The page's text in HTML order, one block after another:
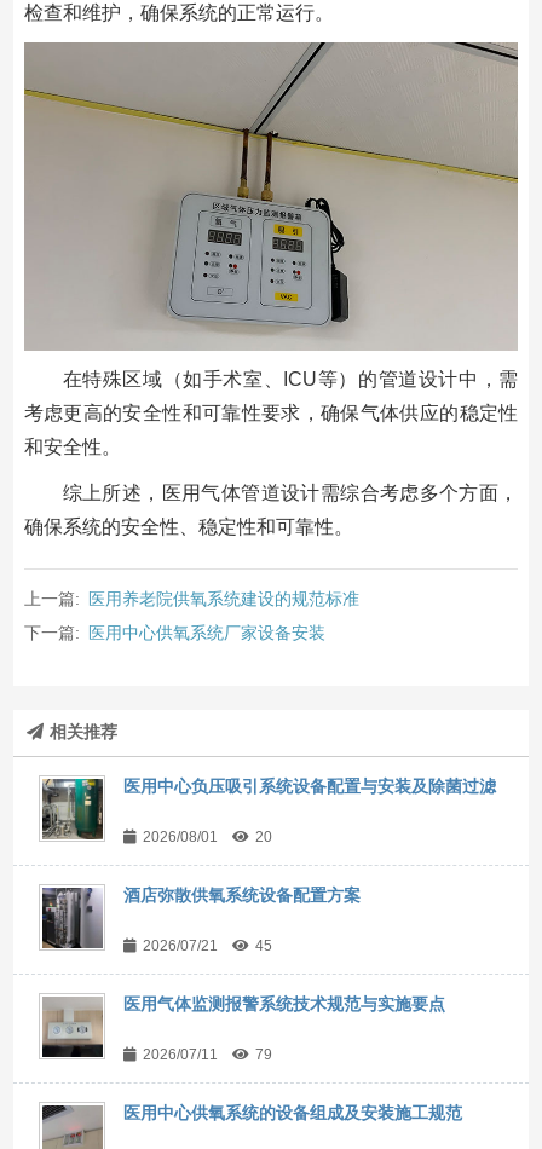
检查和维护，确保系统的正常运行。
在特殊区域（如手术室、ICU等）的管道设计中，需
考虑更高的安全性和可靠性要求，确保气体供应的稳定性
和安全性。
综上所述，医用气体管道设计需综合考虑多个方面，
确保系统的安全性、稳定性和可靠性。
上一篇:
医用养老院供氧系统建设的规范标准
下一篇:
医用中心供氧系统厂家设备安装
相关推荐
医用中心负压吸引系统设备配置与安装及除菌过滤
2026/08/01 20
酒店弥散供氧系统设备配置方案
2026/07/21 45
医用气体监测报警系统技术规范与实施要点
2026/07/11 79
医用中心供氧系统的设备组成及安装施工规范